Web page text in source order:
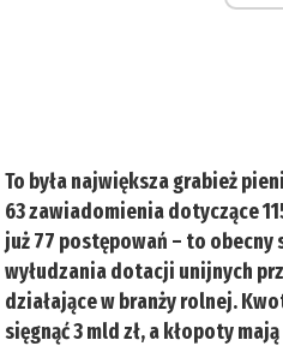
To była największa grabież
63 zawiadomienia dotyczące
już 77 postępowań – to
wyłudzania dotacji unijnych
działające w branży rolnej.
sięgnąć 3 mld zł, a kłopoty